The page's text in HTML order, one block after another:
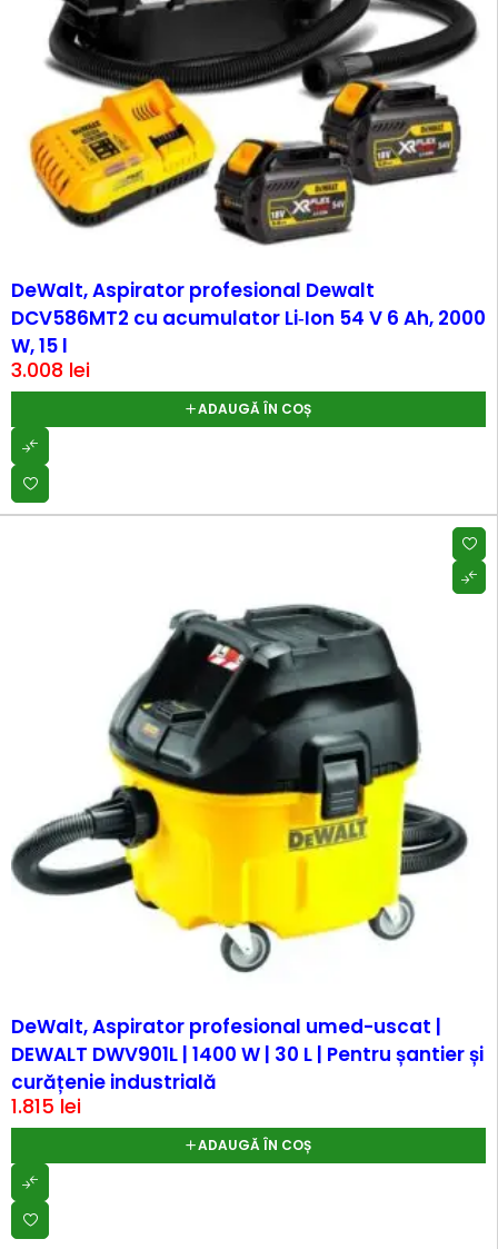
DeWalt, Aspirator profesional Dewalt
DCV586MT2 cu acumulator Li‑Ion 54 V 6 Ah, 2000
W, 15 l
3.008 lei
ADAUGĂ ÎN COȘ
DeWalt, Aspirator profesional umed-uscat |
DEWALT DWV901L | 1400 W | 30 L | Pentru șantier și
curățenie industrială
1.815 lei
ADAUGĂ ÎN COȘ